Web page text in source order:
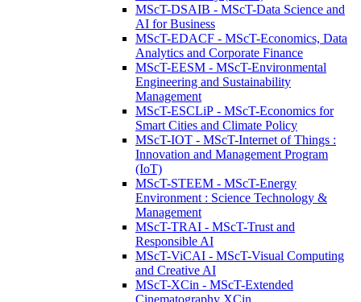
MScT-DSAIB - MScT-Data Science and
AI for Business
MScT-EDACF - MScT-Economics, Data
Analytics and Corporate Finance
MScT-EESM - MScT-Environmental
Engineering and Sustainability
Management
MScT-ESCLiP - MScT-Economics for
Smart Cities and Climate Policy
MScT-IOT - MScT-Internet of Things :
Innovation and Management Program
(IoT)
MScT-STEEM - MScT-Energy
Environment : Science Technology &
Management
MScT-TRAI - MScT-Trust and
Responsible AI
MScT-ViCAI - MScT-Visual Computing
and Creative AI
MScT-XCin - MScT-Extended
Cinematography XCin